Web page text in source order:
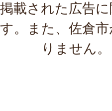
載された広告
。また、佐倉
りません。